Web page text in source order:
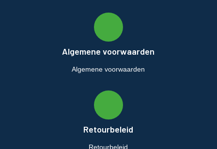
Algemene voorwaarden
Algemene voorwaarden
Retourbeleid
Retourbeleid